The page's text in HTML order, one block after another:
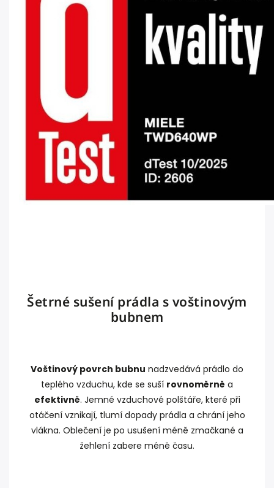
Šetrné sušení prádla s voštinovým
bubnem
Voštinový povrch bubnu nadzvedává prádlo do
teplého vzduchu, kde se suší rovnoměrně a
efektivně. Jemné vzduchové polštáře, které při
otáčení vznikají, tlumí dopady prádla a chrání jeho
vlákna. Oblečení je po usušení méně zmačkané a
žehlení zabere méně času.